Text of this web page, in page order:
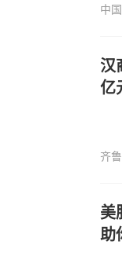
中
汉
亿
齐
美
助